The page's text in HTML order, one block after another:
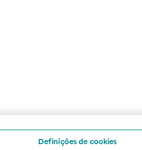
Definições de cookies